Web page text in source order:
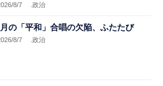
8/7 .政治
の「平和」合唱の欠陥、ふたたび
8/7 .政治